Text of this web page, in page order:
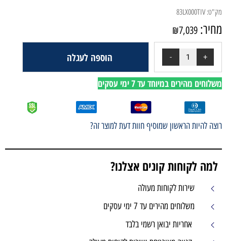
מק"ט: 83LX000TIV
מחיר: ₪7,039
הוספה לעגלה
משלוחים מהירים במיוחד עד 7 ימי עסקים
רוצה להיות הראשון שמוסיף חוות דעת למוצר זה?
למה לקוחות קונים אצלנו?
שירות לקוחות מעולה
משלוחים מהירים עד 7 ימי עסקים
אחריות יבואן רשמי בלבד